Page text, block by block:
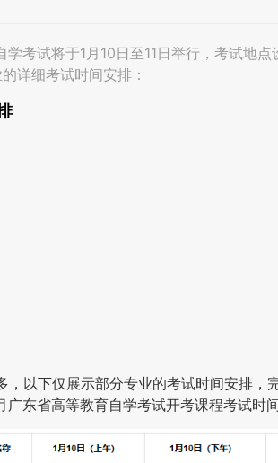
考试将于1月10日至11日举行，考试地
详细考试时间安排：
，以下仅展示部分专业的考试时间安排，
东省高等教育自学考试开考课程考试时间